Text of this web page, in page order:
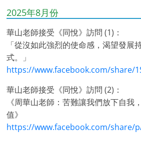
2025年8月份
華山老師接受《同悅》訪問 (1)：
「從沒如此強烈的使命感，渴望發展
式。」
https://www.facebook.com/share/
華山老師接受《同悅》訪問 (2)：
《周華山老師：苦難讓我們放下自我
值》
https://www.facebook.com/share/